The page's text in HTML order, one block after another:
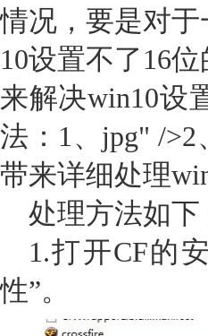
情况，要是对
10设置不了16
来解决win10设
法：1、jpg" /
带来详细处理
处理方法如下
1.打开CF的
性”。